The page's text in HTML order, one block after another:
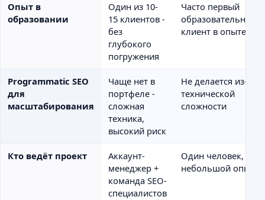
Опыт в
образовании
Один из 10-
15 клиентов -
без
глубокого
погружения
Часто первый
образовательный
клиент в опыте
Programmatic SEO
для
масштабирования
Чаще нет в
портфеле -
сложная
техника,
высокий риск
Не делается из-за
технической
сложности
Кто ведёт проект
Аккаунт-
менеджер +
команда SEO-
специалистов
Один человек, но
небольшой опыт